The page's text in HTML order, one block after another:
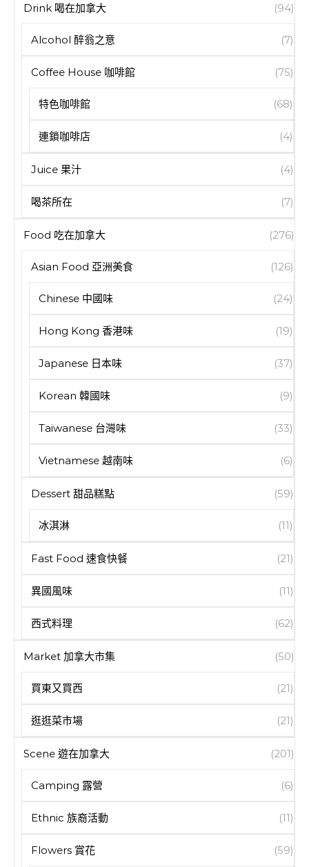
Drink 喝在加拿大 (94)
Alcohol 醉翁之意 (7)
Coffee House 咖啡館 (75)
特色咖啡館 (68)
連鎖咖啡店 (4)
Juice 果汁 (4)
喝茶所在 (7)
Food 吃在加拿大 (276)
Asian Food 亞洲美食 (126)
Chinese 中國味 (24)
Hong Kong 香港味 (19)
Japanese 日本味 (37)
Korean 韓國味 (9)
Taiwanese 台灣味 (33)
Vietnamese 越南味 (6)
Dessert 甜品糕點 (59)
冰淇淋 (11)
Fast Food 速食快餐 (21)
異國風味 (11)
西式料理 (62)
Market 加拿大市集 (50)
買東又買西 (21)
逛逛菜市場 (21)
Scene 遊在加拿大 (201)
Camping 露營 (6)
Ethnic 族裔活動 (11)
Flowers 賞花 (59)